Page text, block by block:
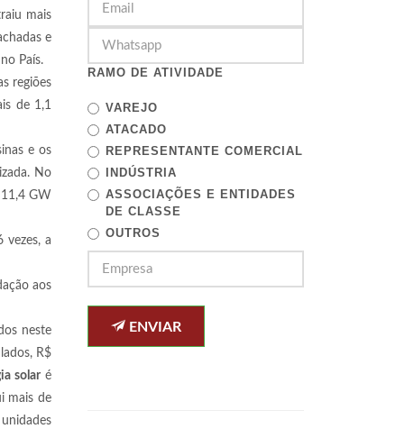
mais
e
País.
regiões
de 1,1
e os
No
GW
a
aos
neste
R$
solar é
mais de
RAMO DE ATIVIDADE
VAREJO
ATACADO
REPRESENTANTE COMERCIAL
INDÚSTRIA
ASSOCIAÇÕES E ENTIDADES
DE CLASSE
OUTROS
ENVIAR